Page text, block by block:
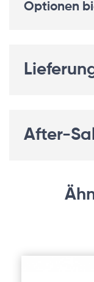
Optionen
After-